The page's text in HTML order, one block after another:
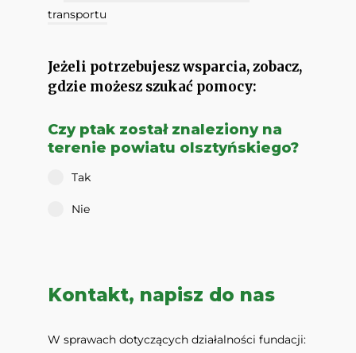
transportu
Jeżeli potrzebujesz wsparcia, zobacz,
gdzie możesz szukać pomocy:
Czy ptak został znaleziony na
terenie powiatu olsztyńskiego?
Tak
Nie
Kontakt, napisz do nas
W sprawach dotyczących działalności fundacji: